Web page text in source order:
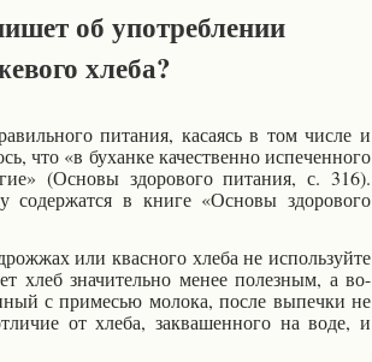
об употреблении
хлеба?
питания, касаясь в том числе и
что «в буханке качественно испеченного
(Основы здорового питания, с. 316).
содержатся в книге «Основы здорового
или квасного хлеба не используйте
хлеб значительно менее полезным, а во-
с примесью молока, после выпечки не
от хлеба, заквашенного на воде, и